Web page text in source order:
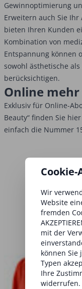
Gewinnoptimierung
Erweitern auch Sie
bieten Ihren Kunden
Kombination von
Entspannung können
sowohl ästhetische
berücksichtigen.
Online
Exklusiv für Online-
Beauty“ finden Sie
einfach die Nummer
Wir
Website
fremden
mit der
können Sie
Typen
Ihre
widerrufen.